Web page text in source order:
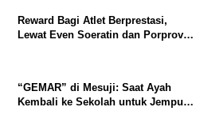
Reward Bagi Atlet Berprestasi,
Lewat Even Soeratin dan Porprov
“GEMAR” di Mesuji: Saat Ayah
Kembali ke Sekolah untuk Jemput